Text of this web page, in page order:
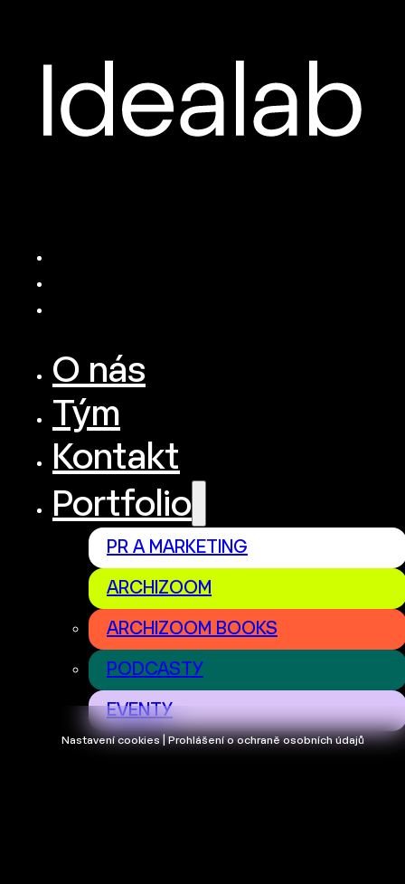
Nastavení cookies | Prohlášení o ochraně osobních údajů
O nás
Tým
Kontakt
Portfolio
PR A MARKETING
ARCHIZOOM
ARCHIZOOM BOOKS
PODCASTY
EVENTY